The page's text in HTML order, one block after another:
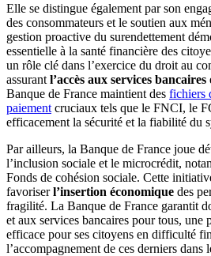
Elle se distingue également par son
des consommateurs et le soutien aux
gestion proactive du surendettement
essentielle à la santé financière des
un rôle clé dans l’exercice du droit au
assurant l’accès aux services bancaires
Banque de France maintient des fichiers
paiement cruciaux tels que le FNCI, le
efficacement la sécurité et la fiabilité du
Par ailleurs, la Banque de France joue
l’inclusion sociale et le microcrédit,
Fonds de cohésion sociale. Cette
favoriserl’insertion économique des
fragilité. La Banque de France garantit
et aux services bancaires pour tous, une
efficace pour ses citoyens en difficulté
l’accompagnement de ces derniers dans